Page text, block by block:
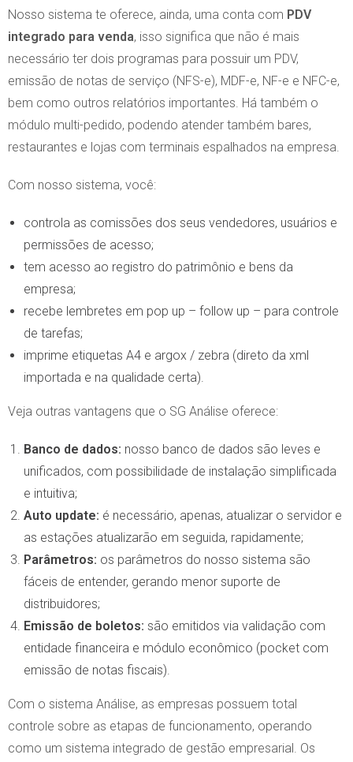
Nosso sistema te oferece, ainda, uma conta com PDV
integrado para venda, isso significa que não é mais
necessário ter dois programas para possuir um PDV,
emissão de notas de serviço (NFS-e), MDF-e, NF-e e NFC-e,
bem como outros relatórios importantes. Há também o
módulo multi-pedido, podendo atender também bares,
restaurantes e lojas com terminais espalhados na empresa.
Com nosso sistema, você:
controla as comissões dos seus vendedores, usuários e
permissões de acesso;
tem acesso ao registro do patrimônio e bens da
empresa;
recebe lembretes em pop up – follow up – para controle
de tarefas;
imprime etiquetas A4 e argox / zebra (direto da xml
importada e na qualidade certa).
Veja outras vantagens que o SG Análise oferece:
Banco de dados: nosso banco de dados são leves e
unificados, com possibilidade de instalação simplificada
e intuitiva;
Auto update: é necessário, apenas, atualizar o servidor e
as estações atualizarão em seguida, rapidamente;
Parâmetros: os parâmetros do nosso sistema são
fáceis de entender, gerando menor suporte de
distribuidores;
Emissão de boletos: são emitidos via validação com
entidade financeira e módulo econômico (pocket com
emissão de notas fiscais).
Com o sistema Análise, as empresas possuem total
controle sobre as etapas de funcionamento, operando
como um sistema integrado de gestão empresarial. Os